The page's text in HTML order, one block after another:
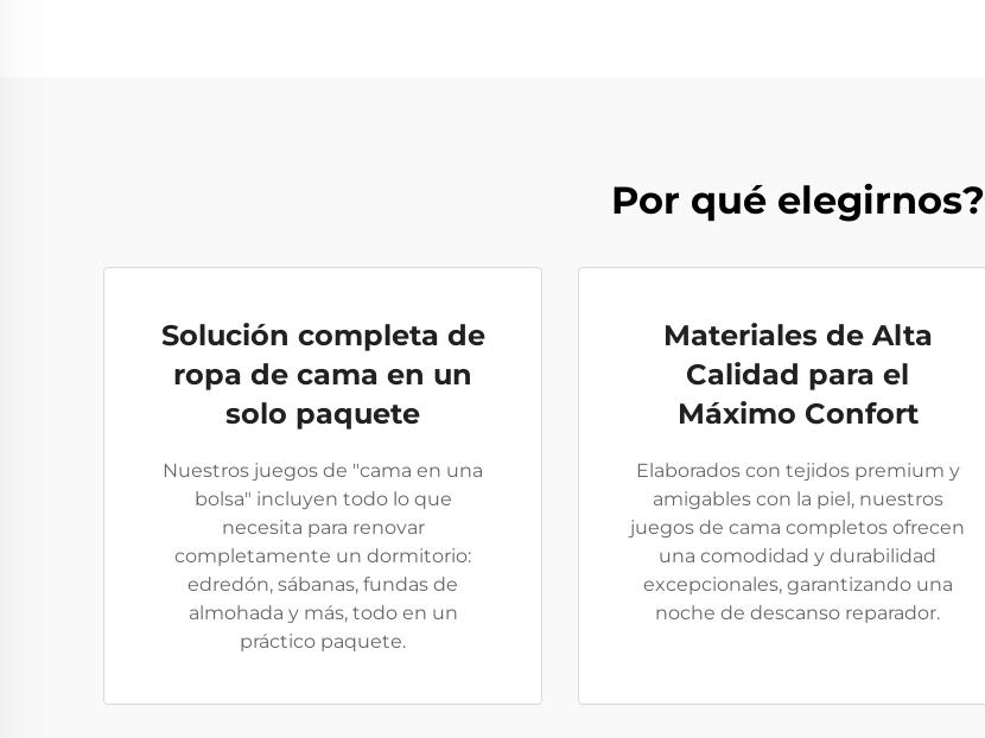
Por qué elegirnos?
Solución completa de
ropa de cama en un
solo paquete
Nuestros juegos de "cama en una
bolsa" incluyen todo lo que
necesita para renovar
completamente un dormitorio:
edredón, sábanas, fundas de
almohada y más, todo en un
práctico paquete.
Materiales de Alta
Calidad para el
Máximo Confort
Elaborados con tejidos premium y
amigables con la piel, nuestros
juegos de cama completos ofrecen
una comodidad y durabilidad
excepcionales, garantizando una
noche de descanso reparador.